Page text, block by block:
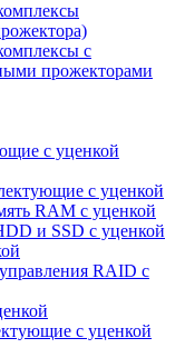
с
прожекторами
с уценкой
с уценкой
RAM с уценкой
и SSD с уценкой
RAID с
с уценкой